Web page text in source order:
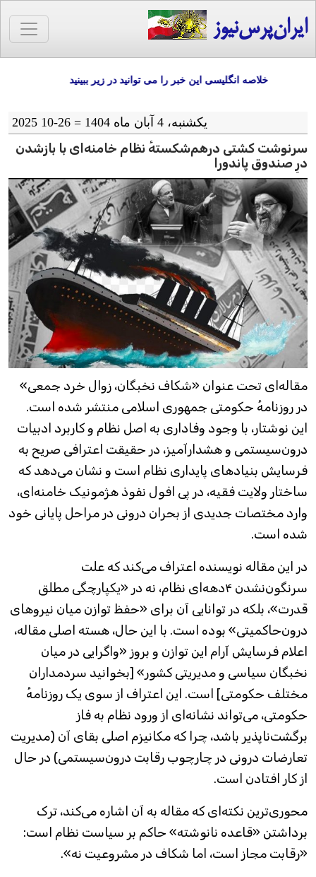
ایران‌پرس‌نیوز
خلاصه انگلیسی این خبر را می توانید در زیر ببینید
یکشنبه، 4 آبان ماه 1404 = 26-10 2025
سرنوشت کشتی درهم‌شکستهٔ نظام خامنه‌ای با بازشدن
درِ صندوق پاندورا
مقاله‌‌ای تحت عنوان «شکاف نخبگان، زوال خرد جمعی»
در روزنامهٔ حکومتی جمهوری اسلامی منتشر شده است.
این نوشتار، با وجود وفاداری به اصل نظام و کاربرد ادبیات
درون‌سیستمی و هشدارآمیز، در حقیقت اعترافی صریح به
فرسایش بنیادهای پایداری نظام است و نشان می‌دهد که
ساختار ولایت فقیه، در پی افول نفوذ هژمونیک خامنه‌ای،
وارد مختصات جدیدی از بحران درونی در مراحل پایانی خود
شده است.
در این مقاله نویسنده اعتراف می‌کند که علت
سرنگون‌نشدن ۴دهه‌‌ای نظام، نه در «یکپارچگی مطلق
قدرت»، بلکه در توانایی آن برای «حفظ توازن میان نیروهای
درون‌حاکمیتی» بوده است. با این حال، هسته اصلی مقاله،
اعلام فرسایش آرام این توازن و بروز «واگرایی در میان
نخبگان سیاسی و مدیریتی کشور» [بخوانید سردمداران
مختلف حکومتی] است. این اعتراف از سوی یک روزنامهٔ
حکومتی، می‌تواند نشانه‌‌ای از ورود نظام به فاز
برگشت‌ناپذیر باشد، چرا که مکانیزم اصلی بقای آن (مدیریت
تعارضات درونی در چارچوب رقابت درون‌سیستمی) در حال
از کار افتادن است.
محوری‌ترین نکته‌ای که مقاله به آن اشاره می‌کند، ترک
برداشتن «قاعده نانوشته» حاکم بر سیاست نظام است:
«رقابت مجاز است، اما شکاف در مشروعیت نه».